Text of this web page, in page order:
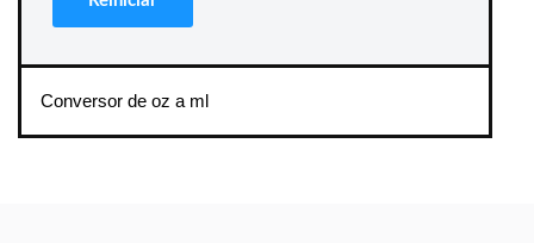
Conversor de oz a ml